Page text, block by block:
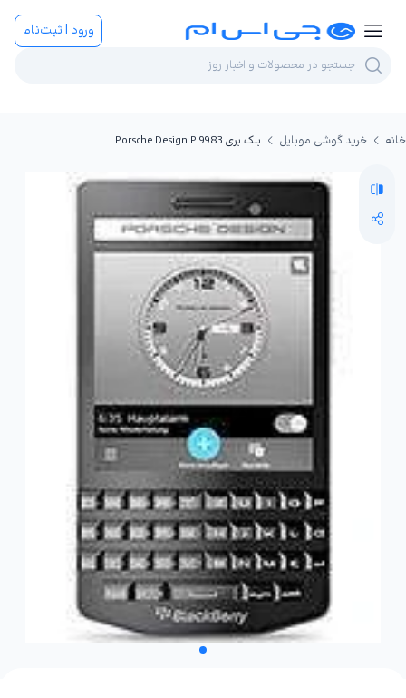
ورود | ثبت‌نام
خانه خرید گوشی موبایل بلک بری Porsche Design P'9983